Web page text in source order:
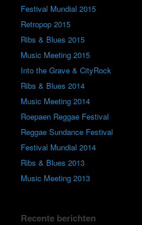
Festival Mundial 2015
Retropop 2015
Ribs & Blues 2015
Music Meeting 2015
Into the Grave & CityRock
Ribs & Blues 2014
Music Meeting 2014
Roepaen Reggae Festival
Reggae Sundance Festival
Festival Mundial 2014
Ribs & Blues 2013
Music Meeting 2013
Recente berichten